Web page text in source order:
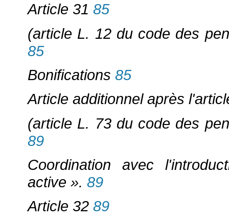
Article 31 85
(article L. 12 du code des
85
Bonifications 85
Article additionnel après
(article L. 73 du code des
89
Coordination avec
active ». 89
Article 32 89